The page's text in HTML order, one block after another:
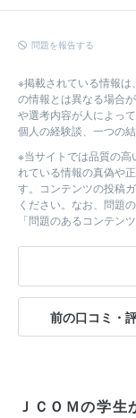
問題を報告する
※掲載されている情報
の情報とは異なる場合
や選考内容が人によっ
個人の経験談、一つの
※当サイトでは品質の高
れている情報の真偽や
す。コンテンツの投稿
ください。なお、問題
「問題のあるコンテン
前の口コミ・
ＪＣＯＭの学生